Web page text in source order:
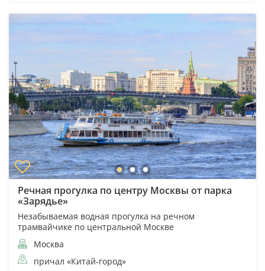
Речная прогулка по центру Москвы от парка
«Зарядье»
Незабываемая водная прогулка на речном
трамвайчике по центральной Москве
Москва
причал «Китай-город»